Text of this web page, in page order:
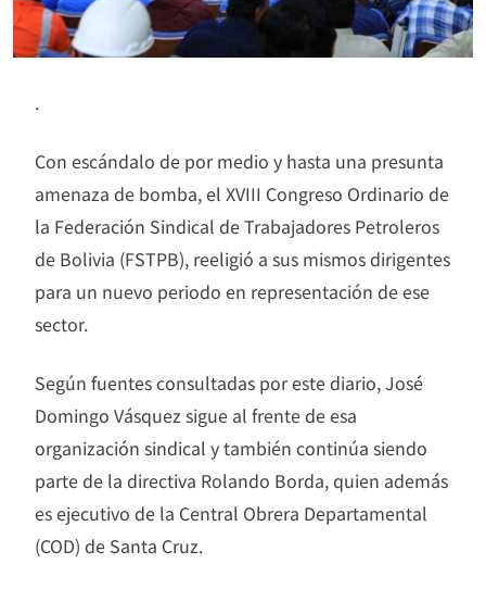
.
Con escándalo de por medio y hasta una presunta
amenaza de bomba, el XVIII Congreso Ordinario de
la Federación Sindical de Trabajadores Petroleros
de Bolivia (FSTPB), reeligió a sus mismos dirigentes
para un nuevo periodo en representación de ese
sector.
Según fuentes consultadas por este diario, José
Domingo Vásquez sigue al frente de esa
organización sindical y también continúa siendo
parte de la directiva Rolando Borda, quien además
es ejecutivo de la Central Obrera Departamental
(COD) de Santa Cruz.